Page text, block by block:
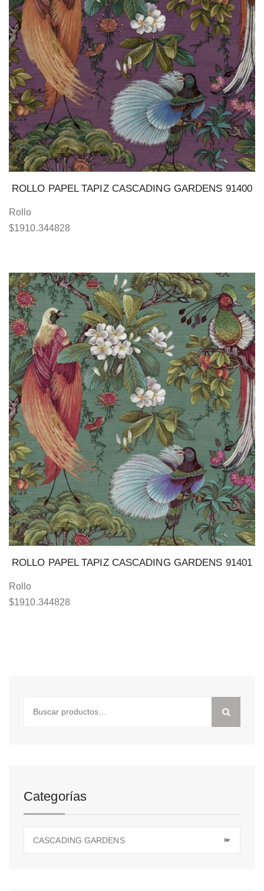
ROLLO PAPEL TAPIZ CASCADING GARDENS 91400
Rollo
$1910.344828
ROLLO PAPEL TAPIZ CASCADING GARDENS 91401
Rollo
$1910.344828
Categorías
×
CASCADING GARDENS